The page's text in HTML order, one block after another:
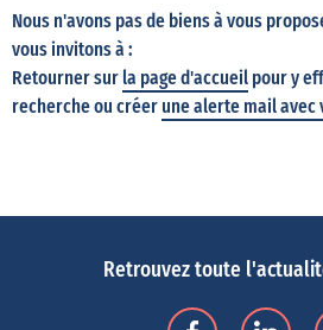
Nous n'avons pas de biens à vous
vous invitons à :
Retourner sur la page d'accueil pour y
recherche ou créer une alerte mail avec
Retrouvez toute